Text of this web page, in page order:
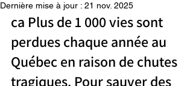
Dernière mise à jour : 21 nov. 2025
ca Plus de 1 000 vies sont
perdues chaque année au
Québec en raison de chutes
tragiques. Pour sauver des